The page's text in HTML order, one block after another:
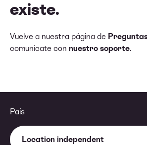
existe.
Vuelve a nuestra página de
comunícate con nuestro soporte.
País
Location independent